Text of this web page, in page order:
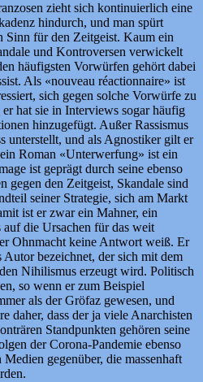
zieht sich kontinuierlich eine
hindurch, und man spürt
Sinn für den Zeitgeist. Kaum ein
und Kontroversen verwickelt
häufigsten Vorwürfen gehört dabei
Als «nouveau réactionnaire» ist
sich gegen solche Vorwürfe zu
hat sie in Interviews sogar häufig
hinzugefügt. Außer Rassismus
unterstellt, und als Agnostiker gilt er
Roman «Unterwerfung» ist ein
ist geprägt durch seine ebenso
gegen den Zeitgeist, Skandale sind
seiner Strategie, sich am Markt
ist er zwar ein Mahner, ein
die Ursachen für das weit
Ohnmacht keine Antwort weiß. Er
bezeichnet, der sich mit dem
Nihilismus erzeugt wird. Politisch
so wenn er zum Beispiel
als der Gröfaz gewesen, und
daher, dass der ja viele Anarchisten
Standpunkten gehören seine
der Corona-Pandemie ebenso
gegenüber, die massenhaft